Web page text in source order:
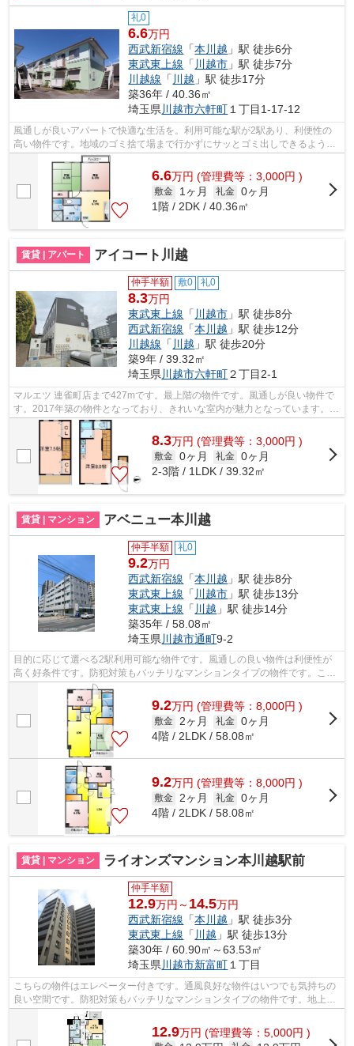
礼0
6.6万円
西武新宿線 「本川越 」駅 徒歩6分
東武東上線 「 川越市 」駅 徒歩7分
川越線 「 川越 」駅 徒歩17分
築36年 / 40.36㎡
埼玉県 川越市六軒町 １丁目1-17-12
風通しが良いアパートで快適な生活を。利用可能な駅が2駅あり、利便性の
高い物件です。地域のゴミ捨て場まで行かずにサッとゴミ出しできるよう
に、共用部にゴミ捨て場を設置しておりま...
6.6万円 (管理費等：3,000円 )
敷金 1ヶ月 礼金 0ヶ月
1階 / 2DK / 40.36㎡
賃貸 | アパート アイコート川越
仲手半額 敷0 礼0
8.3万円
東武東上線 「 川越市 」駅 徒歩8分
西武新宿線 「本川越 」駅 徒歩12分
川越線 「 川越 」駅 徒歩20分
築9年 / 39.32㎡
埼玉県 川越市六軒町２丁目2-1
マルエツ 連雀町店まで427mです。最上階の物件です。風通しが良い物件で
す。2017年築の物件となっており、きれいな室内が魅力となっています。で
きるだけ早めに不動産情報を集めたい方...
8.3万円 (管理費等：3,000円 )
敷金 0ヶ月 礼金 0ヶ月
2-3階 / 1LDK / 39.32㎡
賃貸 | マンション アベニュー本川越
仲手半額 礼0
9.2万円
西武新宿線 「本川越 」駅 徒歩8分
東武東上線 「 川越市 」駅 徒歩13分
東武東上線 「 川越 」駅 徒歩14分
築35年 / 58.08㎡
埼玉県 川越市通町9-2
目的に応じて選べる2駅利用可能な物件です。風通しの良い物件は利便性が
高く好条件です。防犯対策もバッチリなマンションタイプの物件です。こち
らはエレベーター付き物件です。できる...
9.2万円 (管理費等：8,000円 )
敷金 2ヶ月 礼金 0ヶ月
4階 / 2LDK / 58.08㎡
9.2万円 (管理費等：8,000円 )
敷金 2ヶ月 礼金 0ヶ月
4階 / 2LDK / 58.08㎡
賃貸 | マンション ライオンズマンション本川越駅前
仲手半額
12.9万円～ 14.5万円
西武新宿線 「本川越 」駅 徒歩3分
東武東上線 「 川越 」駅 徒歩13分
築30年 / 60.90㎡～63.53㎡
埼玉県川越市新富町１丁目
こちらの物件はエレベーター付きです。通風良好な物件はいつでも気持ちの
良い空間です。防犯対策もバッチリなマンションタイプの物件です。地上14
階建てのイチオシの物件です。川越市...
12.9万円 (管理費等：5,000円 )